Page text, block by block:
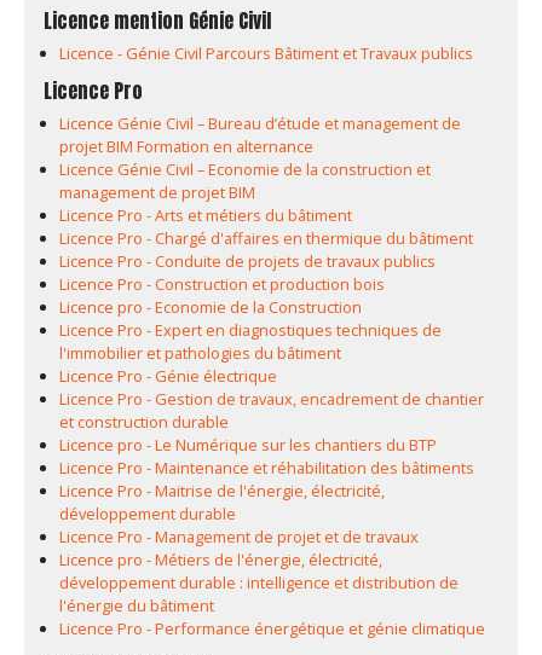
Licence mention Génie Civil
Licence - Génie Civil Parcours Bâtiment et Travaux publics
Licence Pro
Licence Génie Civil – Bureau d’étude et management de
projet BIM Formation en alternance
Licence Génie Civil – Economie de la construction et
management de projet BIM
Licence Pro - Arts et métiers du bâtiment
Licence Pro - Chargé d'affaires en thermique du bâtiment
Licence Pro - Conduite de projets de travaux publics
Licence Pro - Construction et production bois
Licence pro - Economie de la Construction
Licence Pro - Expert en diagnostiques techniques de
l'immobilier et pathologies du bâtiment
Licence Pro - Génie électrique
Licence Pro - Gestion de travaux, encadrement de chantier
et construction durable
Licence pro - Le Numérique sur les chantiers du BTP
Licence Pro - Maintenance et réhabilitation des bâtiments
Licence Pro - Maitrise de l'énergie, électricité,
développement durable
Licence Pro - Management de projet et de travaux
Licence pro - Métiers de l'énergie, électricité,
développement durable : intelligence et distribution de
l'énergie du bâtiment
Licence Pro - Performance énergétique et génie climatique